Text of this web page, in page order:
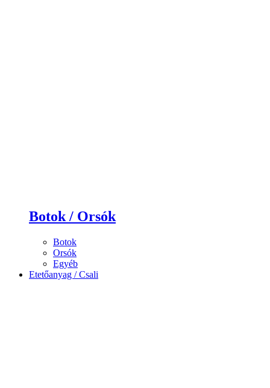
Botok / Orsók
Botok
Orsók
Egyéb
Etetőanyag / Csali